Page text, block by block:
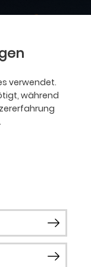
verwendet.
während